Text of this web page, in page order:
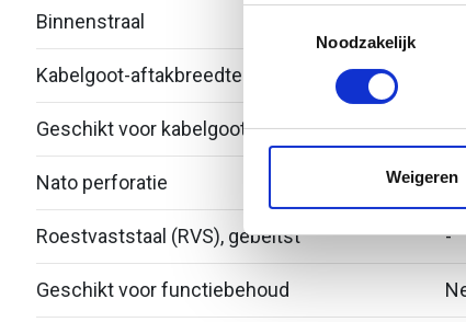
Uw apparaat
Lees meer over hoe uw
toestemming op elk
websiteverkeer te
media, adverteren en
Noodzakelijk
Weigeren
Binnenstraal
Kabelgoot-aftakbreedte
Geschikt voor kabelgoothoogte 53
Nato perforatie
Roestvaststaal (RVS), gebeitst -
Geschikt voor functiebehoud